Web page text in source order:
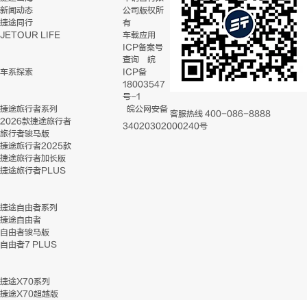
新闻动态
捷途同行
JETOUR LIFE
车系探索
捷途旅行者系列
2026款捷途旅行者
旅行者骏马版
捷途旅行者2025款
捷途旅行者加长版
捷途旅行者PLUS
捷途自由者系列
捷途自由者
自由者骏马版
自由者7 PLUS
捷途X70系列
捷途X70超越版
客服热线 400-086-8888
公司版权所
有
车载应用
ICP备案号
查询
皖
ICP备
18003547
号-1
皖公网安备
34020302000240号